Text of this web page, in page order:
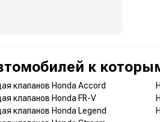
к
клапанов Honda Accord
клапанов Honda FR-V
клапанов Honda Legend